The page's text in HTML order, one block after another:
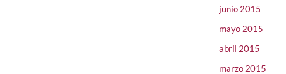
junio 2015
mayo 2015
abril 2015
marzo 2015